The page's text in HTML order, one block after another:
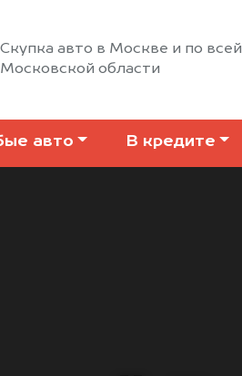
Скупка авто в Москве и по всей
Московской области
авто В кредите